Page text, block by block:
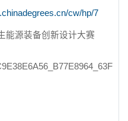
cw/hp/7
能源装备创新设计大赛